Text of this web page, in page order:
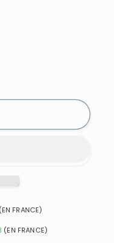
(EN FRANCE)
(EN FRANCE)